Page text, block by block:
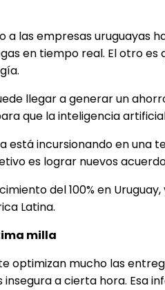
a las empresas uruguayas
en tiempo real. El otro
llegar a generar un
que la inteligencia
está incursionando en una
es lograr nuevos
del 100% en
Latina.
milla
optimizan mucho las
a cierta hora. Esa